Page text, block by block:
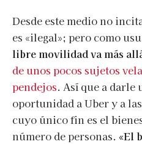
Desde este medio no
es «ilegal»; pero como
libre movilidad va más
de unos pocos sujetos
pendejos. Así que a darle
oportunidad a Uber y a
cuyo único fin es el
número de personas. «El